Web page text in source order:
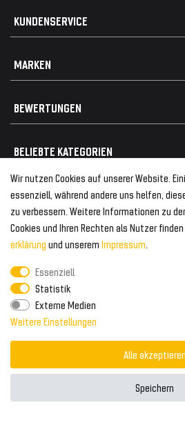
Wir nutzen Cookies auf unserer Website.
essenziell, während andere uns helfen,
zu verbessern. Weitere Informationen zu
Cookies und Ihren Rechten als Nutzer
erklärung und unserem Impressum.
Essenziell
Statistik
Externe Medien
Weitere Einstellungen
Alle akzeptieren
Speichern
Widerrufsrecht
Vertrag widerrufen
Elektro- / Altteilentsorgung
KUNDENSERVICE
MARKEN
Geeignet für Mercedes
Geeignet für Audi
BEWERTUNGEN
BELIEBTE KATEGORIEN
Frontspoiler
Heckspoiler
Kabelbäume
Kühlergrill
FOLGEN SIE UNS AUF
Tuning Fanatics
ZAHLUNG & VERSAND
Zahlungsanbieter
Versand & Zahlung
WELTWEITER VERSAND
© 2026 Tuning Fanatics